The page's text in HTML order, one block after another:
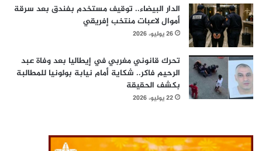
الدار البيضاء.. توقيف مستخدم بفندق بعد سرقة
أموال لاعبات منتخب إفريقي
26 يوليو، 2026
تحرك قانوني مغربي في إيطاليا بعد وفاة عبد
الرحيم فاكر.. شكاية أمام نيابة بولونيا للمطالبة
بكشف الحقيقة
22 يوليو، 2026